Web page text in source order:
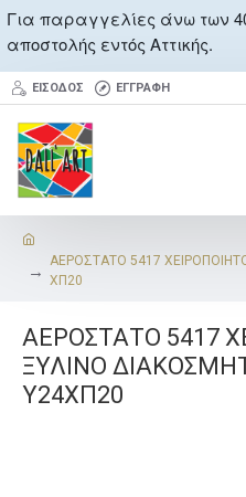
Για παραγγελίες άνω των
αποστολής εντός Αττικής.
ΕΊΣΟΔΟΣ ΕΓΓΡΑΦΉ
ΑΕΡΟΣΤΑΤΟ 5417
ΧΠ20
ΑΕΡΟΣΤΑΤΟ 5417
ΞΥΛΙΝΟ
Υ24ΧΠ20